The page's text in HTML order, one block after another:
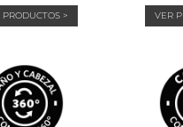
PRODUCTOS > VER